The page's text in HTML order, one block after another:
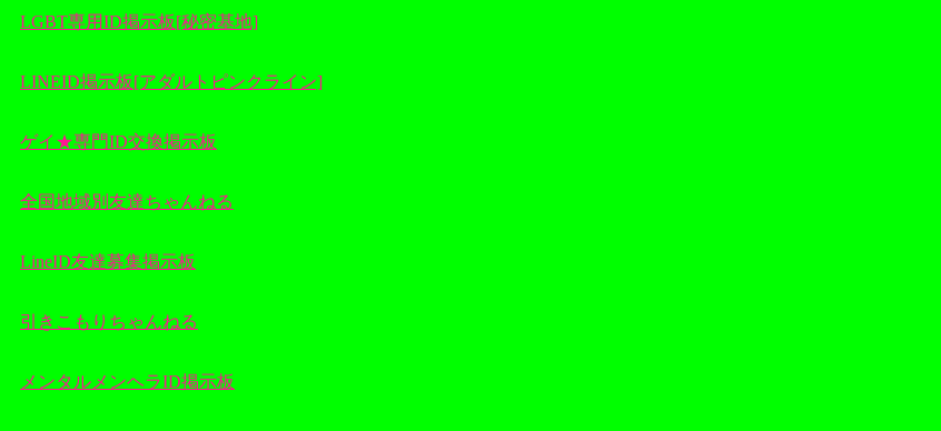
LGBT専用ID掲示板[秘密基地]
LINEID掲示板[アダルトピンクライン]
ゲイ★専門ID交換掲示板
全国地域別友達ちゃんねる
LineID友達募集掲示板
引きこもりちゃんねる
メンタルメンヘラID掲示板